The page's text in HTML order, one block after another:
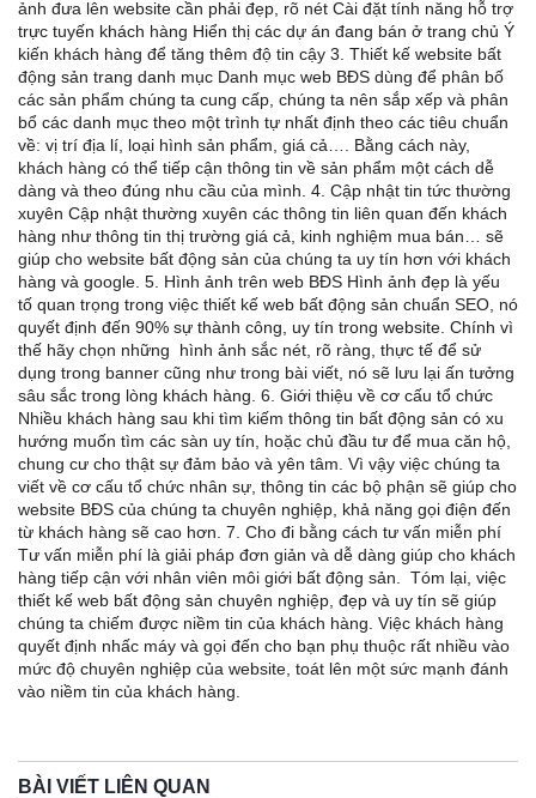
ảnh đưa lên website cần phải đẹp, rõ nét Cài đặt tính năng hỗ trợ
trực tuyến khách hàng Hiển thị các dự án đang bán ở trang chủ Ý
kiến khách hàng để tăng thêm độ tin cậy 3. Thiết kế website bất
động sản trang danh mục Danh mục web BĐS dùng để phân bố
các sản phẩm chúng ta cung cấp, chúng ta nên sắp xếp và phân
bổ các danh mục theo một trình tự nhất định theo các tiêu chuẩn
về: vị trí địa lí, loại hình sản phẩm, giá cả…. Bằng cách này,
khách hàng có thể tiếp cận thông tin về sản phẩm một cách dễ
dàng và theo đúng nhu cầu của mình. 4. Cập nhật tin tức thường
xuyên Cập nhật thường xuyên các thông tin liên quan đến khách
hàng như thông tin thị trường giá cả, kinh nghiệm mua bán… sẽ
giúp cho website bất động sản của chúng ta uy tín hơn với khách
hàng và google. 5. Hình ảnh trên web BĐS Hình ảnh đẹp là yếu
tố quan trọng trong việc thiết kế web bất động sản chuẩn SEO, nó
quyết định đến 90% sự thành công, uy tín trong website. Chính vì
thế hãy chọn những hình ảnh sắc nét, rõ ràng, thực tế để sử
dụng trong banner cũng như trong bài viết, nó sẽ lưu lại ấn tưởng
sâu sắc trong lòng khách hàng. 6. Giới thiệu về cơ cấu tổ chức
Nhiều khách hàng sau khi tìm kiếm thông tin bất động sản có xu
hướng muốn tìm các sàn uy tín, hoặc chủ đầu tư để mua căn hộ,
chung cư cho thật sự đảm bảo và yên tâm. Vì vậy việc chúng ta
viết về cơ cấu tổ chức nhân sự, thông tin các bộ phận sẽ giúp cho
website BĐS của chúng ta chuyên nghiệp, khả năng gọi điện đến
từ khách hàng sẽ cao hơn. 7. Cho đi bằng cách tư vấn miễn phí
Tư vấn miễn phí là giải pháp đơn giản và dễ dàng giúp cho khách
hàng tiếp cận với nhân viên môi giới bất động sản. Tóm lại, việc
thiết kế web bất động sản chuyên nghiệp, đẹp và uy tín sẽ giúp
chúng ta chiếm được niềm tin của khách hàng. Việc khách hàng
quyết định nhấc máy và gọi đến cho bạn phụ thuộc rất nhiều vào
mức độ chuyên nghiệp của website, toát lên một sức mạnh đánh
vào niềm tin của khách hàng.
BÀI VIẾT LIÊN QUAN